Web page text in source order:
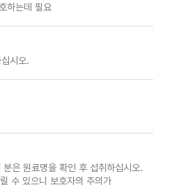
하는데 필요
시오.
은 원료명을 확인 후 섭취하십시오.
수 있으니 보호자의 주의가